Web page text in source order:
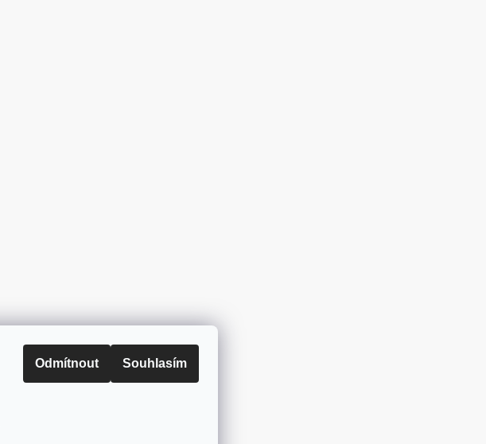
Odmítnout Souhlasím